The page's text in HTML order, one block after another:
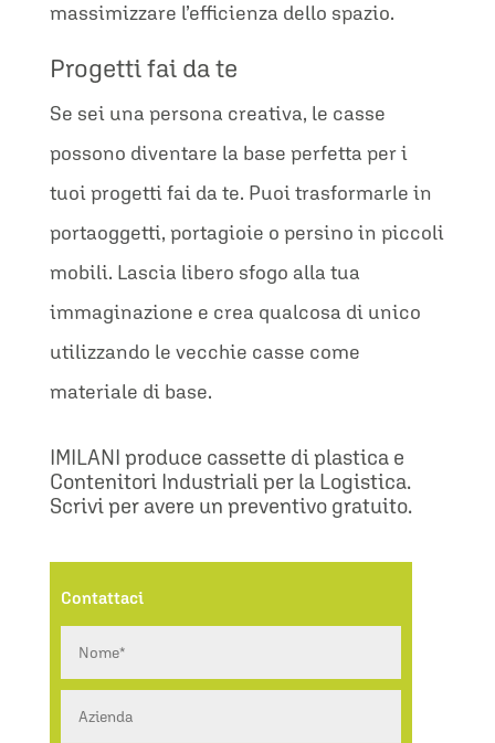
massimizzare l’efficienza dello spazio.
Progetti fai da te
Se sei una persona creativa, le casse
possono diventare la base perfetta per i
tuoi progetti fai da te. Puoi trasformarle in
portaoggetti, portagioie o persino in piccoli
mobili. Lascia libero sfogo alla tua
immaginazione e crea qualcosa di unico
utilizzando le vecchie casse come
materiale di base.
IMILANI produce cassette di plastica e
Contenitori Industriali per la Logistica.
Scrivi per avere un preventivo gratuito.
Contattaci